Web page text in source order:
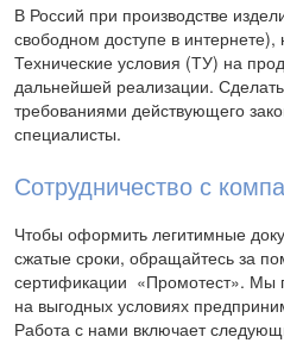
В Россий при производстве
свободном доступе в
Технические условия (ТУ) на
дальнейшей реализации. Сделать
требованиями действующего
специалисты.
Сотрудничество с
Чтобы оформить легитимные
сжатые сроки, обращайтесь за
сертификации «Промотест». Мы
на выгодных условиях
Работа с нами включает